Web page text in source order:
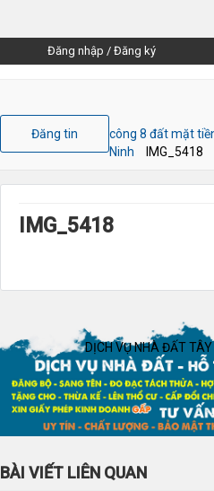
Đăng nhập / Đăng ký
Đăng tin
công 8 đất mặt
Ninh
IMG_5418
IMG_5418
DỊCH VỤ NHÀ ĐẤT
BÀI VIẾT LIÊN QUAN